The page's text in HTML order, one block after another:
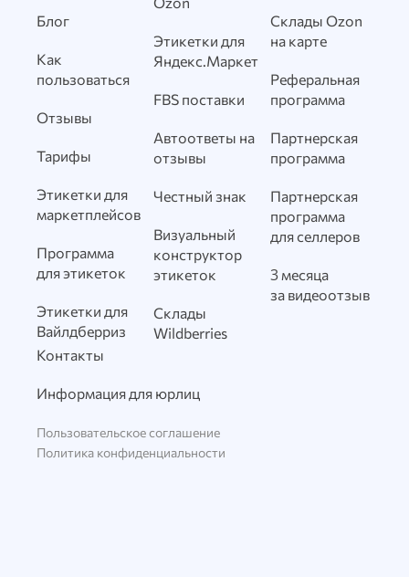
Блог
Как
пользоваться
Отзывы
Тарифы
Этикетки для
маркетплейсов
Программа
для этикеток
Этикетки для
Вайлдберриз
Этикетки для
Яндекс.Маркет
FBS поставки
Автоответы на
отзывы
Честный знак
Визуальный
конструктор
этикеток
Склады
Wildberries
Склады Ozon
на карте
Реферальная
программа
Партнерская
программа
Партнерская
программа
для селлеров
3 месяца
за видеоотзыв
Контакты
Информация для юрлиц
Пользовательское соглашение
Политика конфиденциальности